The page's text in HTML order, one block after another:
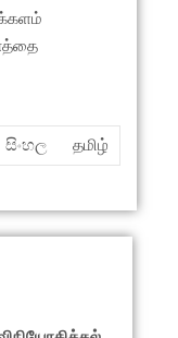
සිංහල தமிழ்